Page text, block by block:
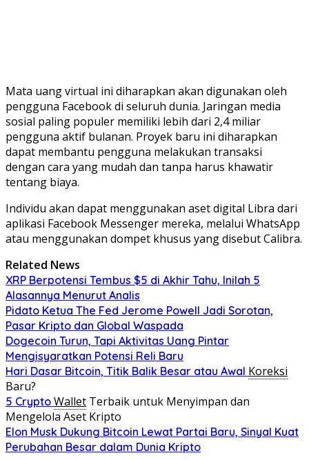
Mata uang virtual ini diharapkan akan digunakan oleh
pengguna Facebook di seluruh dunia. Jaringan media
sosial paling populer memiliki lebih dari 2,4 miliar
pengguna aktif bulanan. Proyek baru ini diharapkan
dapat membantu pengguna melakukan transaksi
dengan cara yang mudah dan tanpa harus khawatir
tentang biaya.
Individu akan dapat menggunakan aset digital Libra dari
aplikasi Facebook Messenger mereka, melalui WhatsApp
atau menggunakan dompet khusus yang disebut Calibra.
Related News
XRP Berpotensi Tembus $5 di Akhir Tahu, Inilah 5
Alasannya Menurut Analis
Pidato Ketua The Fed Jerome Powell Jadi Sorotan,
Pasar Kripto dan Global Waspada
Dogecoin Turun, Tapi Aktivitas Uang Pintar
Mengisyaratkan Potensi Reli Baru
Hari Dasar Bitcoin, Titik Balik Besar atau Awal Koreksi
Baru?
5 Crypto Wallet Terbaik untuk Menyimpan dan
Mengelola Aset Kripto
Elon Musk Dukung Bitcoin Lewat Partai Baru, Sinyal Kuat
Perubahan Besar dalam Dunia Kripto